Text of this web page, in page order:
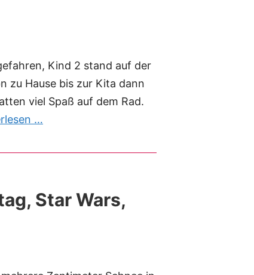
Kind 2 stand auf der
zu Hause bis zur Kita dann
viel Spaß auf dem Rad.
…
Star Wars,